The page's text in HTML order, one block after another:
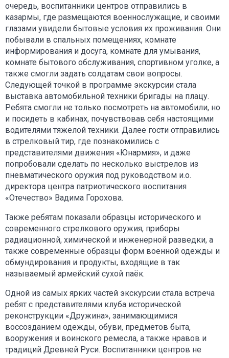
очередь, воспитанники центров отправились в
казармы, где размещаются военнослужащие, и своими
глазами увидели бытовые условия их проживания. Они
побывали в спальных помещениях, комнате
информирования и досуга, комнате для умывания,
комнате бытового обслуживания, спортивном уголке, а
также смогли задать солдатам свои вопросы.
Следующей точкой в программе экскурсии стала
выставка автомобильной техники бригады на плацу.
Ребята смогли не только посмотреть на автомобили, но
и посидеть в кабинах, почувствовав себя настоящими
водителями тяжелой техники. Далее гости отправились
в стрелковый тир, где познакомились с
представителями движения «Юнармия», и даже
попробовали сделать по несколько выстрелов из
пневматического оружия под руководством и.о.
директора центра патриотического воспитания
«Отечество» Вадима Горохова.
Также ребятам показали образцы исторического и
современного стрелкового оружия, приборы
радиационной, химической и инженерной разведки, а
также современные образцы форм военной одежды и
обмундирования и продукты, входящие в так
называемый армейский сухой паёк.
Одной из самых ярких частей экскурсии стала встреча
ребят с представителями клуба исторической
реконструкции «Дружина», занимающимися
воссозданием одежды, обуви, предметов быта,
вооружения и воинского ремесла, а также нравов и
традиций Древней Руси. Воспитанники центров не